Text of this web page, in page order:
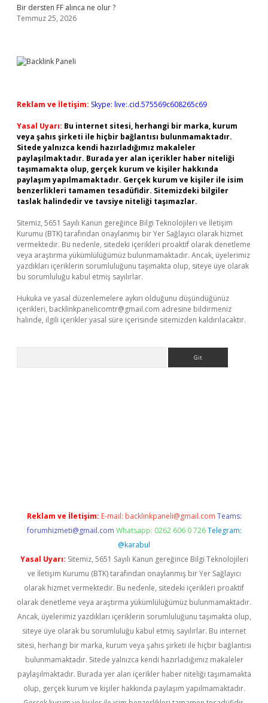
Bir dersten FF alınca ne olur ?
Temmuz 25, 2026
Reklam ve İletişim: Skype: live:.cid.575569c608265c69
Yasal Uyarı: Bu internet sitesi, herhangi bir marka, kurum
veya şahıs şirketi ile hiçbir bağlantısı bulunmamaktadır.
Sitede yalnızca kendi hazırladığımız makaleler
paylaşılmaktadır. Burada yer alan içerikler haber niteliği
taşımamakta olup, gerçek kurum ve kişiler hakkında
paylaşım yapılmamaktadır. Gerçek kurum ve kişiler ile isim
benzerlikleri tamamen tesadüfidir. Sitemizdeki bilgiler
taslak halindedir ve tavsiye niteliği taşımazlar.
Sitemiz, 5651 Sayılı Kanun gereğince Bilgi Teknolojileri ve İletişim
Kurumu (BTK) tarafından onaylanmış bir Yer Sağlayıcı olarak hizmet
vermektedir. Bu nedenle, sitedeki içerikleri proaktif olarak denetleme
veya araştırma yükümlülüğümüz bulunmamaktadır. Ancak, üyelerimiz
yazdıkları içeriklerin sorumluluğunu taşımakta olup, siteye üye olarak
bu sorumluluğu kabul etmiş sayılırlar.
Hukuka ve yasal düzenlemelere aykırı olduğunu düşündüğünüz
içerikleri, backlinkpanelicomtr@gmail.com adresine bildirmeniz
halinde, ilgili içerikler yasal süre içerisinde sitemizden kaldırılacaktır.
Reklam ve İletişim: E-mail: backlinkpaneli@gmail.com Teams:
forumhizmeti@gmail.com Whatsapp: 0262 606 0 726 Telegram:
@karabul
Yasal Uyarı: Sitemiz, 5651 Sayılı Kanun gereğince Bilgi Teknolojileri
ve İletişim Kurumu (BTK) tarafından onaylanmış bir Yer Sağlayıcı
olarak hizmet vermektedir. Bu nedenle, sitedeki içerikleri proaktif
olarak denetleme veya araştırma yükümlülüğümüz bulunmamaktadır.
Ancak, üyelerimiz yazdıkları içeriklerin sorumluluğunu taşımakta olup,
siteye üye olarak bu sorumluluğu kabul etmiş sayılırlar. Bu internet
sitesi, herhangi bir marka, kurum veya şahıs şirketi ile hiçbir bağlantısı
bulunmamaktadır. Sitede yalnızca kendi hazırladığımız makaleler
paylaşılmaktadır. Burada yer alan içerikler haber niteliği taşımamakta
olup, gerçek kurum ve kişiler hakkında paylaşım yapılmamaktadır.